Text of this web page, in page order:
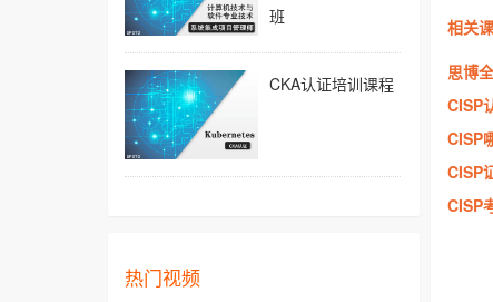
班
CKA认证培训课程
热门视频
相关
思博
CISP
CISP
CISP
CISP